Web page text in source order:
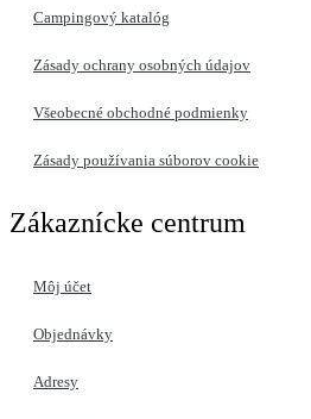
Campingový katalóg
Zásady ochrany osobných údajov
Všeobecné obchodné podmienky
Zásady používania súborov cookie
Zákaznícke centrum
Môj účet
Objednávky
Adresy